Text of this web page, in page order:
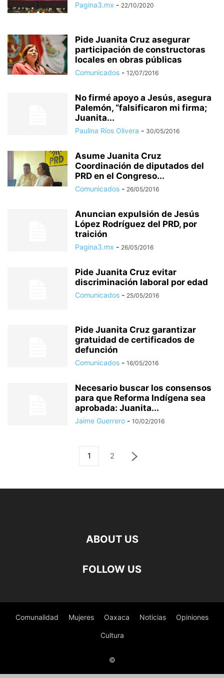
Pagina3.mx - 22/10/2020
Pide Juanita Cruz asegurar
participación de constructoras
locales en obras públicas
Comunicados - 12/07/2016
No firmé apoyo a Jesús, asegura
Palemón, “falsificaron mi firma;
Juanita...
Paulina Ríos Olivera - 30/05/2016
Asume Juanita Cruz
Coordinación de diputados del
PRD en el Congreso...
Comunicados - 26/05/2016
Anuncian expulsión de Jesús
López Rodríguez del PRD, por
traición
Pagina3.mx - 26/05/2016
Pide Juanita Cruz evitar
discriminación laboral por edad
Comunicados - 25/05/2016
Pide Juanita Cruz garantizar
gratuidad de certificados de
defunción
Comunicados - 16/05/2016
Necesario buscar los consensos
para que Reforma Indígena sea
aprobada: Juanita...
Jaime Guerrero - 10/02/2016
1 2
ABOUT US
FOLLOW US
Comunalidad Mujeres Oaxaca Noticias Opiniones
Cultura
©